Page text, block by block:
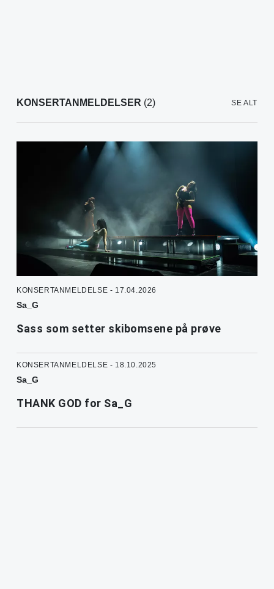
KONSERTANMELDELSER (2) SE ALT
KONSERTANMELDELSE - 17.04.2026
Sa_G
Sass som setter skibomsene på prøve
KONSERTANMELDELSE - 18.10.2025
Sa_G
THANK GOD for Sa_G